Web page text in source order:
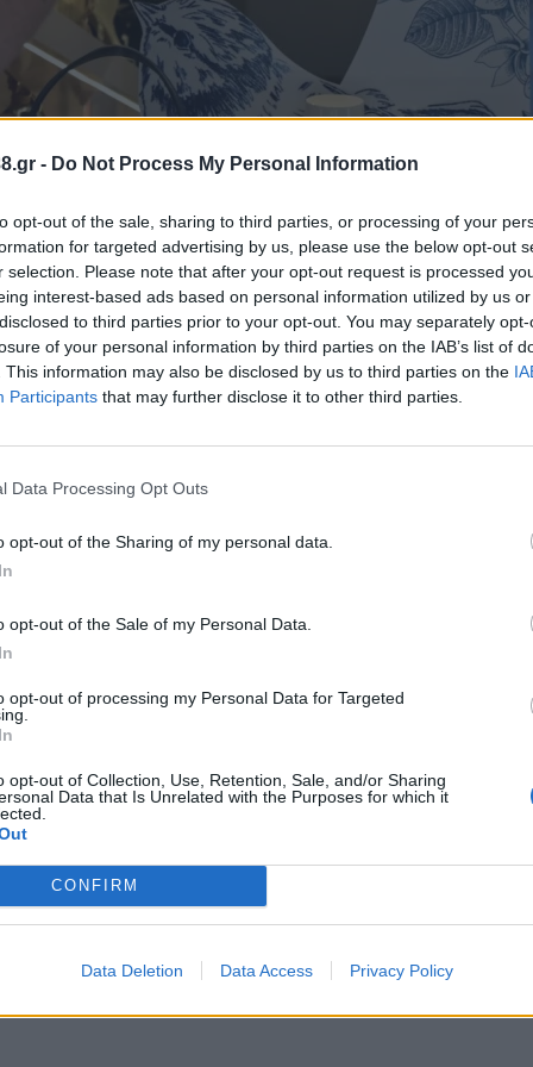
- Do Not Process My Personal Information
opt-out of the sale, sharing to third parties, or processing of your
for targeted advertising by us, please use the below opt-out
selection. Please note that after your opt-out request is processed
interest-based ads based on personal information utilized by us
to third parties prior to your opt-out. You may separately
of your personal information by third parties on the IAB’s list of
This information may also be disclosed by us to third parties on the
Participants that may further disclose it to other third parties.
Data Processing Opt Outs
opt-out of the Sharing of my personal data.
opt-out of the Sale of my Personal Data.
opt-out of processing my Personal Data for Targeted
opt-out of Collection, Use, Retention, Sale, and/or Sharing
Data that Is Unrelated with the Purposes for which it
CONFIRM
Data Deletion Data Access Privacy Policy
εκπτώσεων, που αποτελούν μία από τις
Ιουλίου οι καταναλωτές θα έχουν την ευκαιρία
ενώ η εκπτωτική περίοδος θα διαρκέσει έως
λειτουργίας των εμπορικών καταστημάτων την
να εξυπηρετήσουν το κοινό με
να γνωρίζεις πριν ξεκινήσεις τις αγορές σου
η μεγάλη περίοδος προσφορών
εκπτώσεις - Ποια Κυριακή είναι ανοιχτά
2026-Οι υποχρεώσεις των επιχειρήσεων